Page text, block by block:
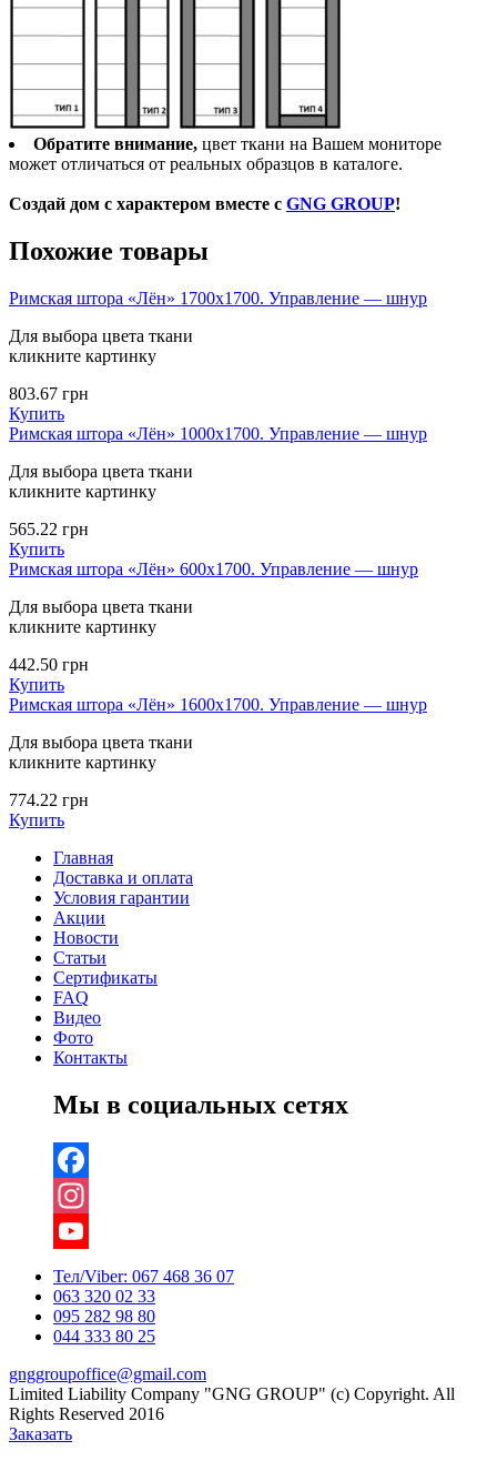
Обратите внимание, цвет ткани на Вашем мониторе
может отличаться от реальных образцов в каталоге.
Создай дом с характером вместе с GNG GROUP!
Похожие товары
Римская штора «Лён» 1700х1700. Управление — шнур
Для выбора цвета ткани
кликните картинку
803.67 грн
Купить
Римская штора «Лён» 1000х1700. Управление — шнур
Для выбора цвета ткани
кликните картинку
565.22 грн
Купить
Римская штора «Лён» 600х1700. Управление — шнур
Для выбора цвета ткани
кликните картинку
442.50 грн
Купить
Римская штора «Лён» 1600х1700. Управление — шнур
Для выбора цвета ткани
кликните картинку
774.22 грн
Купить
Главная
Доставка и оплата
Условия гарантии
Акции
Новости
Статьи
Сертификаты
FAQ
Видео
Фото
Контакты
Мы в социальных сетях
Facebook
Instagram
YouTube
Channel
Тел/Viber: 067 468 36 07
063 320 02 33
095 282 98 80
044 333 80 25
gnggroupoffice@gmail.com
Limited Liability Company "GNG GROUP" (c) Copyright. All
Rights Reserved 2016
Заказать